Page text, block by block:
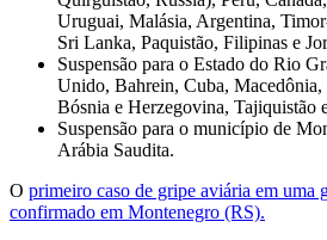
Uruguai, Malásia, Argentina,
Sri Lanka, Paquistão, Filipinas e
Suspensão para o Estado do Rio
Unido, Bahrein, Cuba, Macedônia,
Bósnia e Herzegovina, Tajiquistão
Suspensão para o município de
Arábia Saudita.
O primeiro caso de gripe aviária em uma
confirmado em Montenegro (RS).